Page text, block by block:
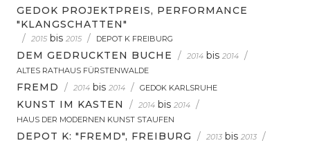
GEDOK PROJEKTPREIS, PERFORMANCE
"KLANGSCHATTEN"
/ 2015 bis 2015 / DEPOT K FREIBURG
DEM GEDRUCKTEN BUCHE / 2014 bis 2014 /
ALTES RATHAUS FÜRSTENWALDE
FREMD / 2014 bis 2014 / GEDOK KARLSRUHE
KUNST IM KASTEN / 2014 bis 2014 /
HAUS DER MODERNEN KUNST STAUFEN
DEPOT K: "FREMD", FREIBURG / 2013 bis 2013 /